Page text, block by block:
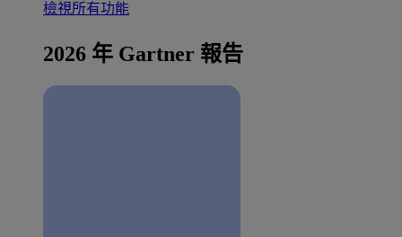
檢視所有功能
2026 年 Gartner 報告